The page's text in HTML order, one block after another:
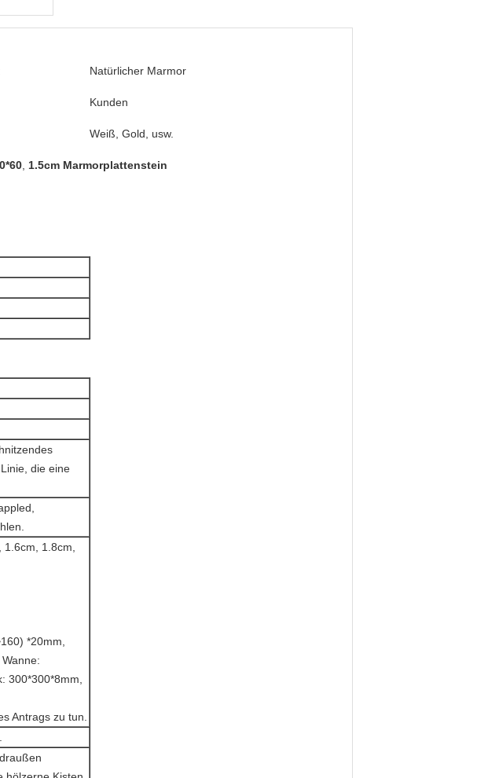
Natürlicher Marmor
Kunden
Weiß, Gold, usw.
1.5cm Marmorplattenstein
die eine
1.8cm,
*20mm,
300*300*8mm,
Antrags zu tun.